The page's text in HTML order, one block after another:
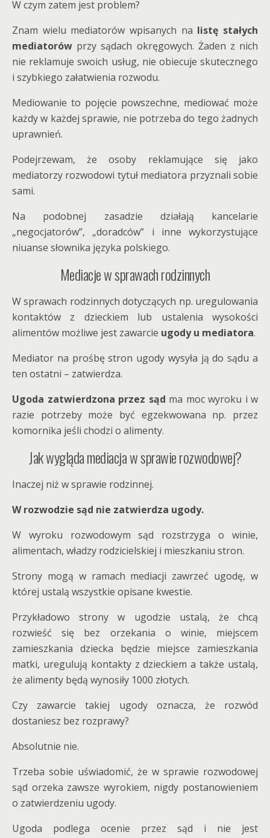
W czym zatem jest problem?
Znam wielu mediatorów wpisanych na listę stałych
mediatorów przy sądach okręgowych. Żaden z nich
nie reklamuje swoich usług, nie obiecuje skutecznego
i szybkiego załatwienia rozwodu.
Mediowanie to pojęcie powszechne, mediować może
każdy w każdej sprawie, nie potrzeba do tego żadnych
uprawnień.
Podejrzewam, że osoby reklamujące się jako
mediatorzy rozwodowi tytuł mediatora przyznali sobie
sami.
Na podobnej zasadzie działają kancelarie
„negocjatorów”, „doradców” i inne wykorzystujące
niuanse słownika języka polskiego.
Mediacje w sprawach rodzinnych
W sprawach rodzinnych dotyczących np. uregulowania
kontaktów z dzieckiem lub ustalenia wysokości
alimentów możliwe jest zawarcie ugody u mediatora.
Mediator na prośbę stron ugody wysyła ją do sądu a
ten ostatni – zatwierdza.
Ugoda zatwierdzona przez sąd ma moc wyroku i w
razie potrzeby może być egzekwowana np. przez
komornika jeśli chodzi o alimenty.
Jak wygląda mediacja w sprawie rozwodowej?
Inaczej niż w sprawie rodzinnej.
W rozwodzie sąd nie zatwierdza ugody.
W wyroku rozwodowym sąd rozstrzyga o winie,
alimentach, władzy rodzicielskiej i mieszkaniu stron.
Strony mogą w ramach mediacji zawrzeć ugodę, w
której ustalą wszystkie opisane kwestie.
Przykładowo strony w ugodzie ustalą, że chcą
rozwieść się bez orzekania o winie, miejscem
zamieszkania dziecka będzie miejsce zamieszkania
matki, uregulują kontakty z dzieckiem a także ustalą,
że alimenty będą wynosiły 1000 złotych.
Czy zawarcie takiej ugody oznacza, że rozwód
dostaniesz bez rozprawy?
Absolutnie nie.
Trzeba sobie uświadomić, że w sprawie rozwodowej
sąd orzeka zawsze wyrokiem, nigdy postanowieniem
o zatwierdzeniu ugody.
Ugoda podlega ocenie przez sąd i nie jest